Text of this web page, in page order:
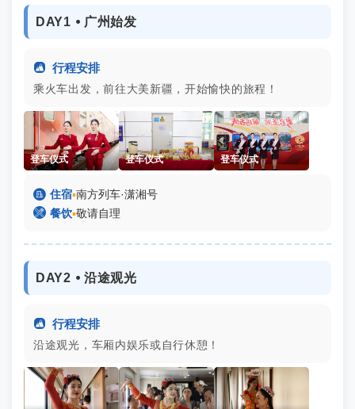
DAY1 ⦁ 广州始发
 行程安排
乘火车出发，前往大美新疆，开始愉快的旅程！
登车仪式 登车仪式 登车仪式
 住宿▪南方列车·潇湘号
 餐饮▪敬请自理
DAY2 ⦁ 沿途观光
 行程安排
沿途观光，车厢内娱乐或自行休憩！